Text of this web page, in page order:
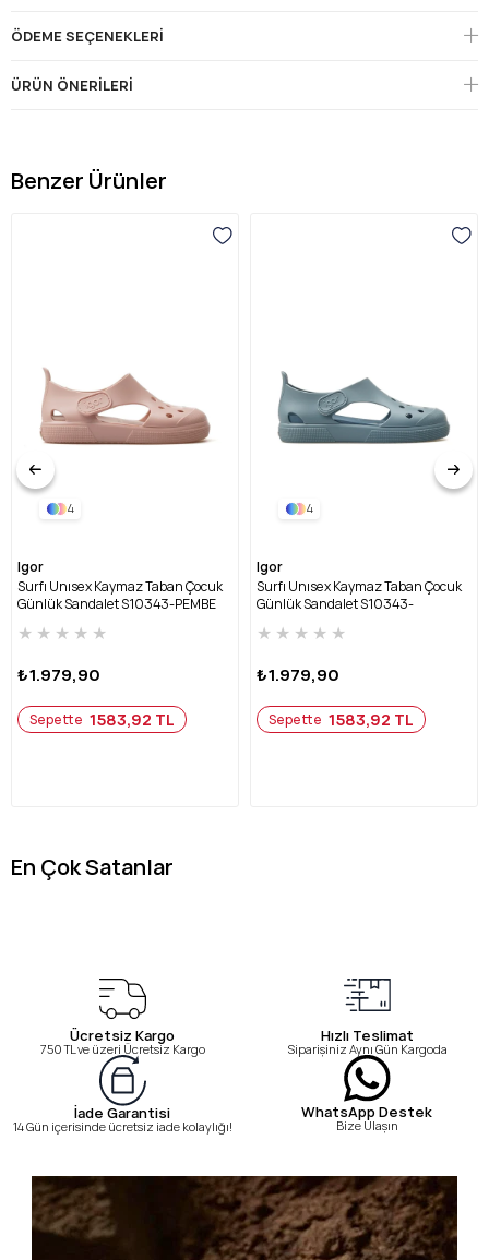
ÖDEME SEÇENEKLERI
ÜRÜN ÖNERILERI
Benzer Ürünler
4
Igor
Surfı Unısex Kaymaz Taban Çocuk
Günlük Sandalet S10343-PEMBE
★ ★ ★ ★ ★
₺1.979,90
Sepette 1583,92 TL
4
Igor
Surfı Unısex Kaymaz Taban Çocuk
Günlük Sandalet S10343-
★ ★ ★ ★ ★
₺1.979,90
Sepette 1583,92 TL
En Çok Satanlar
Ücretsiz Kargo
750 TL ve üzeri Ücretsiz Kargo
Hızlı Teslimat
Siparişiniz Aynı Gün Kargoda
İade Garantisi
14 Gün içerisinde ücretsiz iade kolaylığı!
WhatsApp Destek
Bize Ulaşın